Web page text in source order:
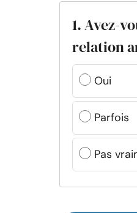
1. Avez-
relation
Oui
Parfois
Pas